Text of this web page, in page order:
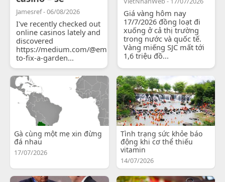
Jamesref - 06/08/2026
I've recently checked out
online casinos lately and
discovered
https://medium.com/@emilyjohnsonready/how-
to-fix-a-garden...
Giá vàng hôm nay
17/7/2026 đồng loạt đi
xuống ở cả thị trường
trong nước và quốc tế.
Vàng miếng SJC mất tới
1,6 triệu đồ...
Gà cùng một mẹ xin đừng
đá nhau
17/07/2026
Tình trạng sức khỏe báo
động khi cơ thể thiếu
vitamin
14/07/2026